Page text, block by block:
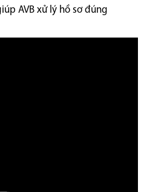
AVB xử lý hồ sơ đúng